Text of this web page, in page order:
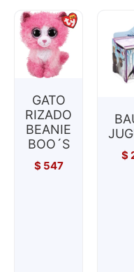
GATO
RIZADO
BEANIE
BOO´S
$547
$